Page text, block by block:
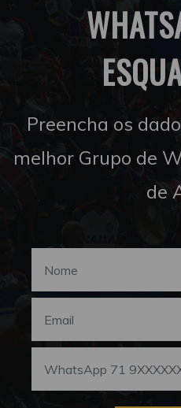
Preencha os
melhor Grupo de
de